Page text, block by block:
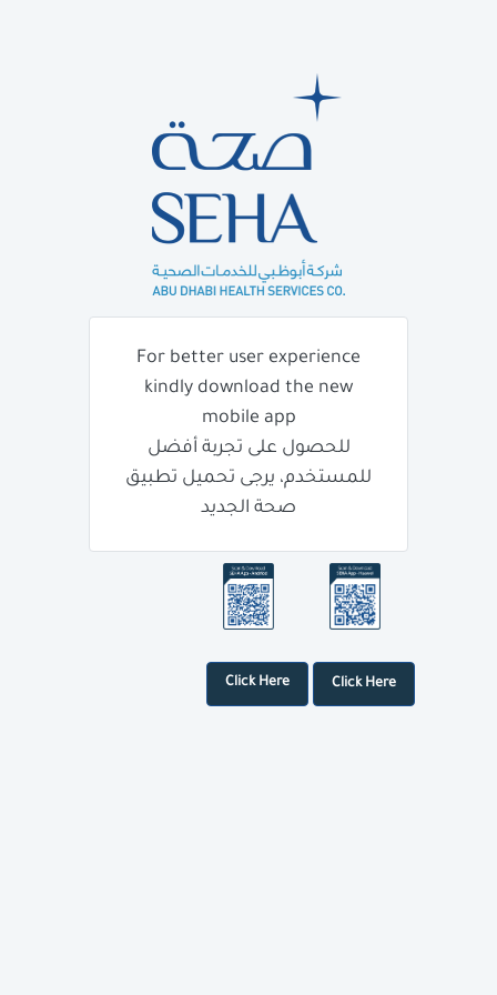
For better user experience
kindly download the new
mobile app
للحصول على تجربة أفضل
للمستخدم، يرجى تحميل تطبيق
صحة الجديد